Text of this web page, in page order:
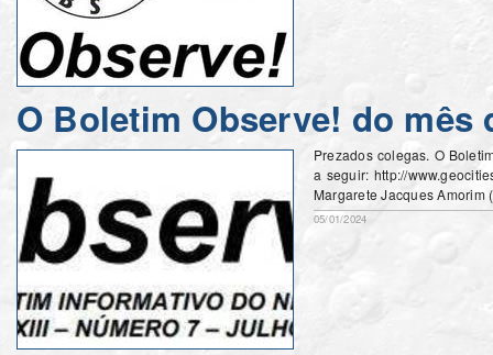
O Boletim Observe! do mês
Prezados colegas. O
a seguir: http://
Margarete Jacques Amorim
05/01/2024